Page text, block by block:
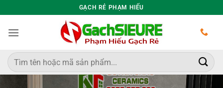
qua
nội
GẠCH RẺ PHẠM HIẾU
Tìm
kiếm: